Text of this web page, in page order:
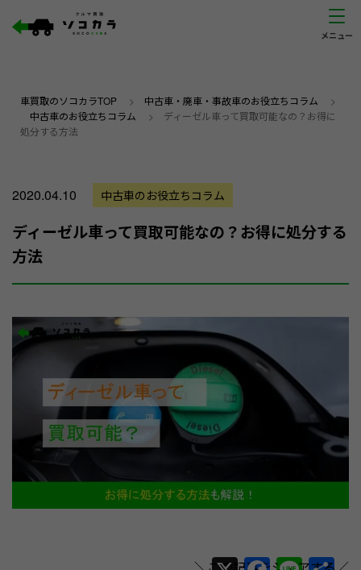
車買取のソコカラTOP > 中古車・廃車・事故車のお役立ちコラム >
中古車のお役立ちコラム > ディーゼル車って買取可能なの？お得に
処分する方法
2020.04.10 中古車のお役立ちコラム
ディーゼル車って買取可能なの？お得に処分する
方法